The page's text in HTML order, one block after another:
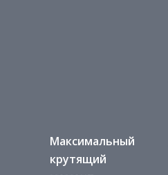
Максимальный
крутящий